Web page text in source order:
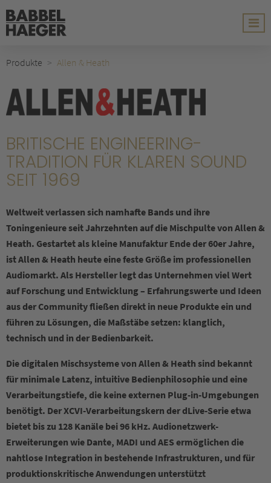
Produkte Allen & Heath
BRITISCHE ENGINEERING-
TRADITION FÜR KLAREN SOUND
SEIT 1969
Weltweit verlassen sich namhafte Bands und ihre
Toningenieure seit Jahrzehnten auf die Mischpulte von Allen &
Heath. Gestartet als kleine Manufaktur Ende der 60er Jahre,
ist Allen & Heath heute eine feste Größe im professionellen
Audiomarkt. Als Hersteller legt das Unternehmen viel Wert
auf Forschung und Entwicklung – Erfahrungswerte und Ideen
aus der Community fließen direkt in neue Produkte ein und
führen zu Lösungen, die Maßstäbe setzen: klanglich,
technisch und in der Bedienbarkeit.
Die digitalen Mischsysteme von Allen & Heath sind bekannt
für minimale Latenz, intuitive Bedienphilosophie und eine
Verarbeitungstiefe, die keine externen Plug-in-Umgebungen
benötigt. Der XCVI-Verarbeitungskern der dLive-Serie etwa
bietet bis zu 128 Kanäle bei 96 kHz. Audionetzwerk-
Erweiterungen wie Dante, MADI und AES ermöglichen die
nahtlose Integration in bestehende Infrastrukturen, und für
produktionskritische Anwendungen unterstützt